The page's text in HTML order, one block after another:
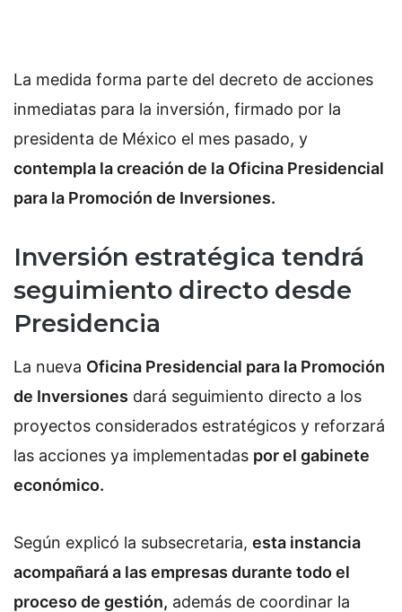
La medida forma parte del decreto de acciones
inmediatas para la inversión, firmado por la
presidenta de México el mes pasado, y
contempla la creación de la Oficina Presidencial
para la Promoción de Inversiones.
Inversión estratégica tendrá
seguimiento directo desde
Presidencia
La nueva Oficina Presidencial para la Promoción
de Inversiones dará seguimiento directo a los
proyectos considerados estratégicos y reforzará
las acciones ya implementadas por el gabinete
económico.
Según explicó la subsecretaria, esta instancia
acompañará a las empresas durante todo el
proceso de gestión, además de coordinar la